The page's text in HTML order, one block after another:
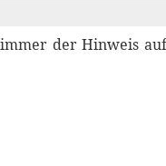
der Hinweis